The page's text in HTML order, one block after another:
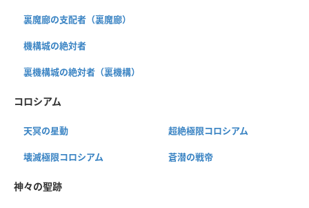
裏魔廊の支配者（裏魔廊）
機構城の絶対者
裏機構城の絶対者（裏機構）
コロシアム
天冥の星動 超絶極限コロシアム
壊滅極限コロシアム 蒼潜の戦帝
神々の聖跡